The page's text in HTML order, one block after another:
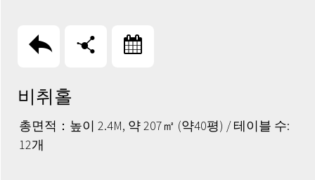
回上頁
비취홀
총면적：높이 2.4M, 약 207㎡ (약40평) / 테이블 수:
12개